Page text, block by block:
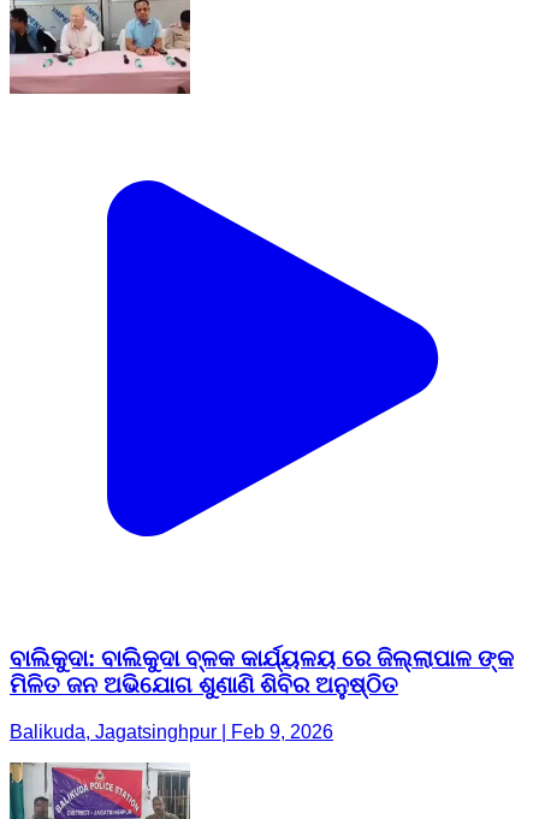
ବାଲିକୁଦା: ବାଲିକୁଦା ବ୍ଳକ କାର୍ଯ୍ୟଳୟ ରେ ଜିଲ୍ଲାପାଳ ଙ୍କ
ମିଳିତ ଜନ ଅଭିଯୋଗ ଶୁଣାଣି ଶିବିର ଅନୁଷ୍ଠିତ
Balikuda, Jagatsinghpur | Feb 9, 2026